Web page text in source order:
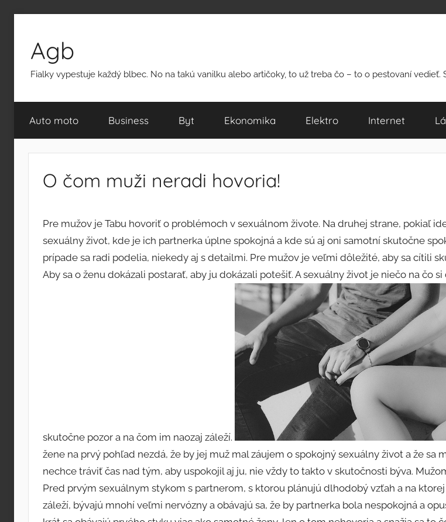
obsahuAgb
Fialky vypestuje každý blbec. No na takú vanilku alebo artičoky, to už treba čo – to o pestovaní
Auto moto Business Byt Ekonomika Elektro Internet
O čom muži neradi hovoria!
Pre mužov je Tabu hovoriť o problémoch v sexuálnom živote. Na druhej strane, pokiaľ
sexuálny život, kde je ich partnerka úplne spokojná a kde sú aj oni samotní skutočne
prípade sa radi podelia, niekedy aj s detailmi. Pre mužov je veľmi dôležité, aby sa cítili
Aby sa o ženu dokázali postarať, aby ju dokázali potešiť. A sexuálny život je niečo na čo si
skutočne pozor a na čom im naozaj záleží.
žene na prvý pohľad nezdá, že by jej muž mal záujem o spokojný sexuálny život a že sa
nechce tráviť čas nad tým, aby uspokojil aj ju, nie vždy to takto v skutočnosti býva.
Pred prvým sexuálnym stykom s partnerom, s ktorou plánujú dlhodobý vzťah a na
záleží, bývajú mnohí veľmi nervózny a obávajú sa, že by partnerka bola nespokojná a